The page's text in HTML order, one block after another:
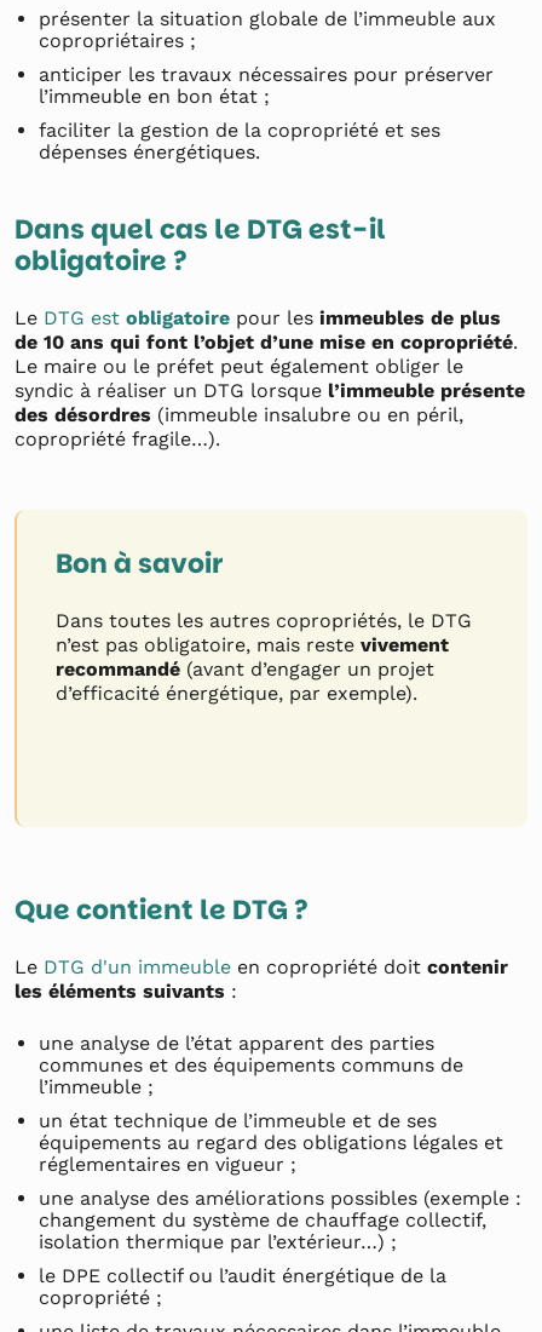
présenter la situation globale de l’immeuble aux
copropriétaires ;
anticiper les travaux nécessaires pour préserver
l’immeuble en bon état ;
faciliter la gestion de la copropriété et ses
dépenses énergétiques.
Dans quel cas le DTG est-il
obligatoire ?
Le DTG est obligatoire pour les immeubles de plus
de 10 ans qui font l’objet d’une mise en copropriété.
Le maire ou le préfet peut également obliger le
syndic à réaliser un DTG lorsque l’immeuble présente
des désordres (immeuble insalubre ou en péril,
copropriété fragile…).
Bon à savoir
Dans toutes les autres copropriétés, le DTG
n’est pas obligatoire, mais reste vivement
recommandé (avant d’engager un projet
d’efficacité énergétique, par exemple).
Que contient le DTG ?
Le DTG d'un immeuble en copropriété doit contenir
les éléments suivants :
une analyse de l’état apparent des parties
communes et des équipements communs de
l’immeuble ;
un état technique de l’immeuble et de ses
équipements au regard des obligations légales et
réglementaires en vigueur ;
une analyse des améliorations possibles (exemple :
changement du système de chauffage collectif,
isolation thermique par l’extérieur…) ;
le DPE collectif ou l’audit énergétique de la
copropriété ;